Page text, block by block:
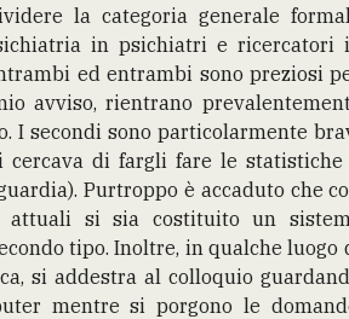
la categoria generale
in psichiatri e ricercatori
ed entrambi sono preziosi
avviso, rientrano
I secondi sono particolarmente
cercava di fargli fare le statistiche
Purtroppo è accaduto che
si sia costituito un
tipo. Inoltre, in qualche luogo
si addestra al colloquio
mentre si porgono le